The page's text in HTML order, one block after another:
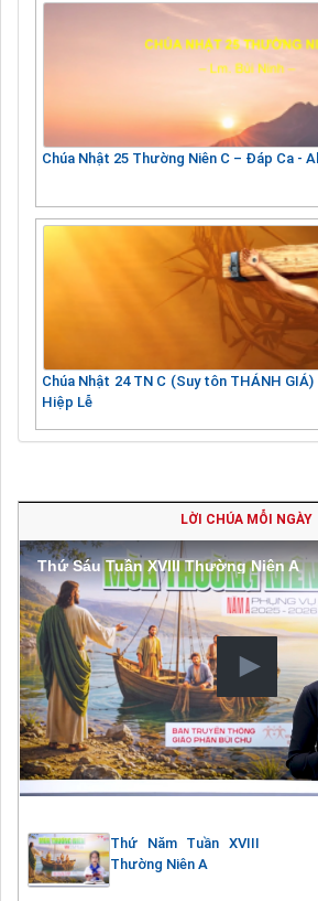
Chúa Nhật 25 Thường Niên C – Đáp Ca -
Chúa Nhật 24 TN C (Suy tôn THÁNH
Hiệp Lễ
LỜI CHÚA MỖI NGÀY
Thứ Sáu Tuần XVIII Thường Niên A
Thứ Năm Tuần XVIII
Thường Niên A